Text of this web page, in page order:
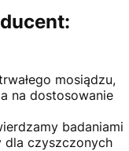
mosiądzu,
na dostosowanie
badaniami
dla czyszczonych